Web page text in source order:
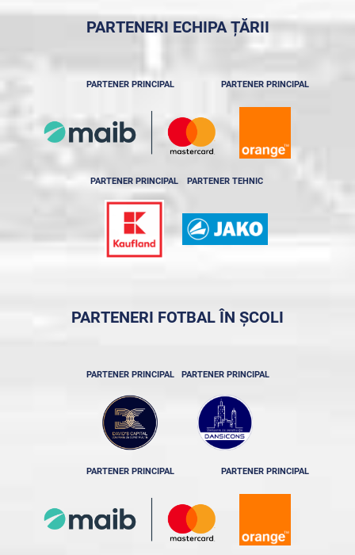
PARTENERI ECHIPA ȚĂRII
PARTENER PRINCIPAL PARTENER PRINCIPAL
PARTENER PRINCIPAL PARTENER TEHNIC
PARTENERI FOTBAL ÎN ȘCOLI
PARTENER PRINCIPAL PARTENER PRINCIPAL
PARTENER PRINCIPAL PARTENER PRINCIPAL